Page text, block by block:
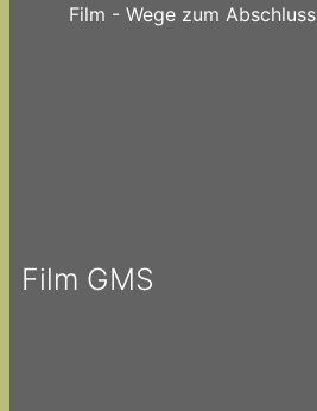
Film - Wege zum Abschluss
Film GMS